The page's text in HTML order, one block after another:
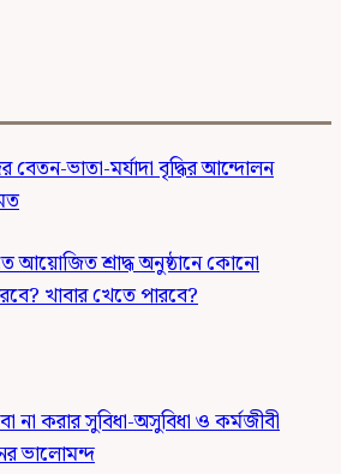
বেতন-ভাতা-মর্যাদা বৃদ্ধির আন্দোলন
আয়োজিত শ্রাদ্ধ অনুষ্ঠানে কোনো
খাবার খেতে পারবে?
না করার সুবিধা-অসুবিধা ও কর্মজীবী
ভালোমন্দ